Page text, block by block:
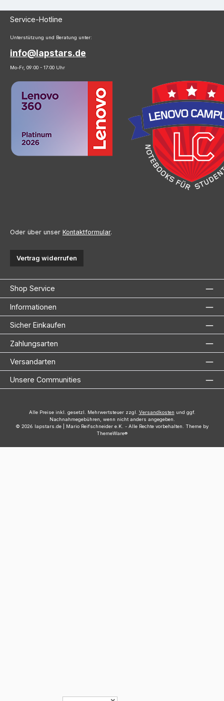
Service-Hotline
Unterstützung und Beratung unter:
info@lapstars.de
Mo-Fr, 09:00 - 17:00 Uhr
Oder über unser Kontaktformular.
Vertrag widerrufen
Shop Service
Informationen
Sicher Einkaufen
Zahlungsarten
Versandarten
Unsere Communities
Alle Preise inkl. gesetzl. Mehrwertsteuer zzgl. Versandkosten und ggf.
Nachnahmegebühren, wenn nicht anders angegeben.
© 2026 lapstars.de | Mario Reifschneider e.K. - Alle Rechte vorbehalten. Theme by
ThemeWare®